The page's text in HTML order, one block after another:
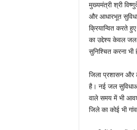
मुख्यमंत्री श्री
और आधारभूत
क्रियान्वित करते
का उद्देश्य केवल जल
सुनिश्चित करना भी
जिला प्रशासन और
है। नई जल
वाले समय में भी
जिले का कोई भी